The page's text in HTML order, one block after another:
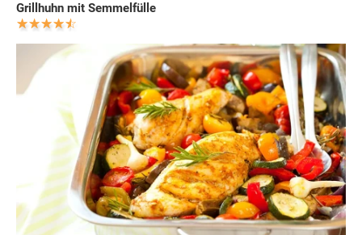
Grillhuhn mit Semmelfülle